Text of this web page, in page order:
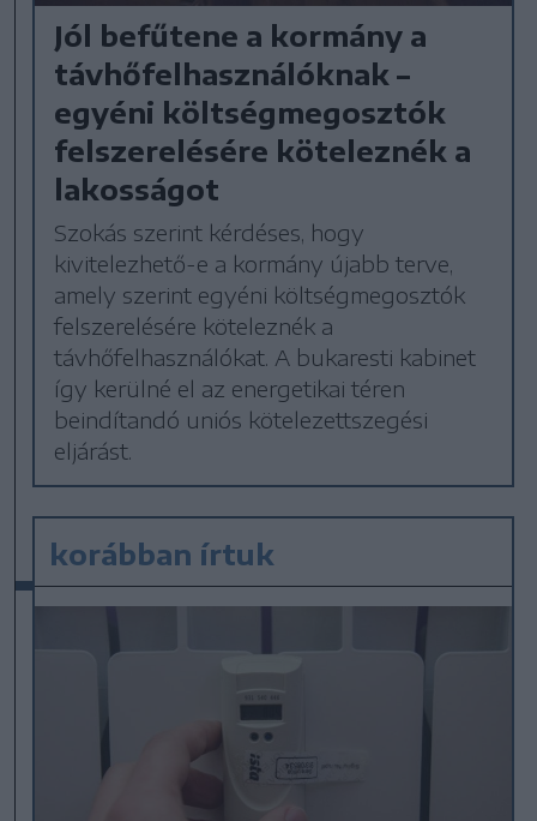
Jól befűtene a kormány a
távhőfelhasználóknak –
egyéni költségmegosztók
felszerelésére köteleznék a
lakosságot
Szokás szerint kérdéses, hogy
kivitelezhető-e a kormány újabb terve,
amely szerint egyéni költségmegosztók
felszerelésére köteleznék a
távhőfelhasználókat. A bukaresti kabinet
így kerülné el az energetikai téren
beindítandó uniós kötelezettszegési
eljárást.
korábban írtuk